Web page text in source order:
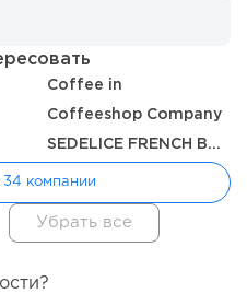
Coffee in
Coffeeshop Company
SEDELICE FRENCH BAKERY
34 компании